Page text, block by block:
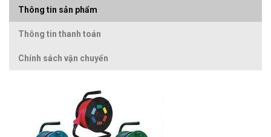
Thông tin sản phẩm
Thông tin thanh toán
Chính sách vận chuyển